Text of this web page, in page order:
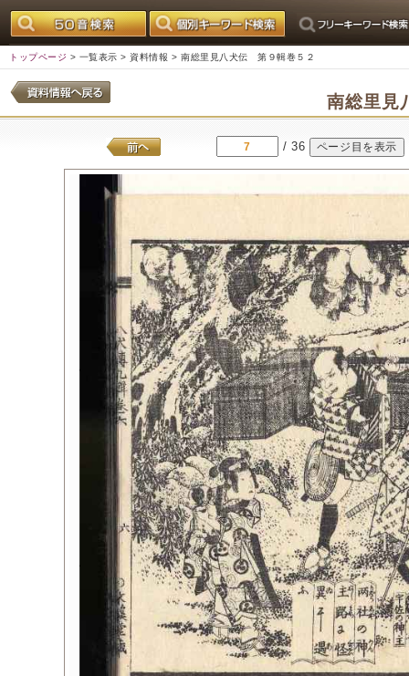
トップページ > 一覧表示 > 資料情報 > 南総里見八犬伝 第９輯巻５２
南総里見
/ 36